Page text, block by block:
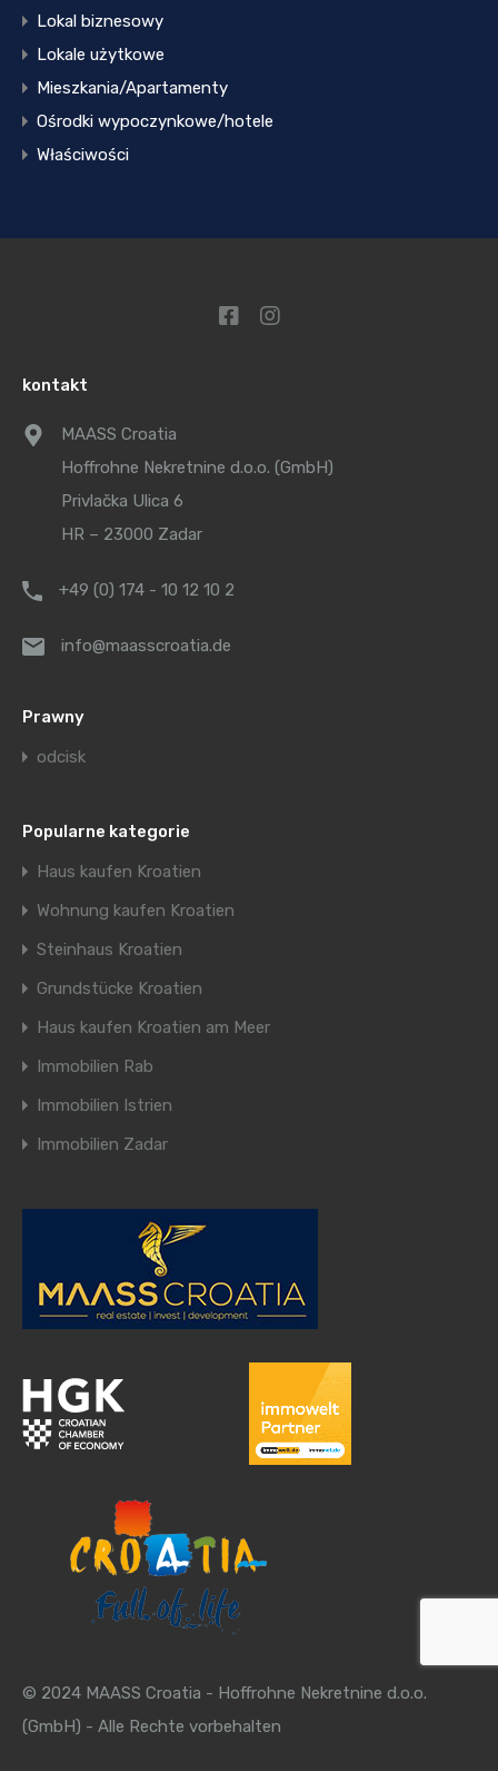
Lokal biznesowy
Lokale użytkowe
Mieszkania/Apartamenty
Ośrodki wypoczynkowe/hotele
Właściwości
kontakt
MAASS Croatia
Hoffrohne Nekretnine d.o.o. (GmbH)
Privlačka Ulica 6
HR – 23000 Zadar
+49 (0) 174 - 10 12 10 2
info@maasscroatia.de
Prawny
odcisk
Popularne kategorie
Haus kaufen Kroatien
Wohnung kaufen Kroatien
Steinhaus Kroatien
Grundstücke Kroatien
Haus kaufen Kroatien am Meer
Immobilien Rab
Immobilien Istrien
Immobilien Zadar
© 2024 MAASS Croatia - Hoffrohne Nekretnine d.o.o.
(GmbH) - Alle Rechte vorbehalten